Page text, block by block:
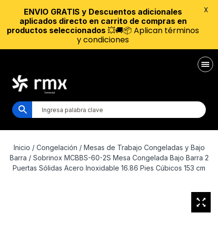
Inicio / Congelación / Mesas de Trabajo Congeladas y Bajo
Barra / Sobrinox MCBBS-60-2S Mesa Congelada Bajo Barra 2
Puertas Sólidas Acero Inoxidable 16.86 Pies Cúbicos 153 cm
ENVIO GRATIS y Descuentos adicionales
aplicados directo en carrito de compras en
productos seleccionados 💥🚚📦 Aplican términos
y condiciones
X